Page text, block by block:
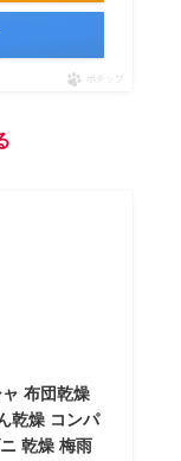
ポチップ
布団乾燥
乾燥 コンパ
乾燥 梅雨